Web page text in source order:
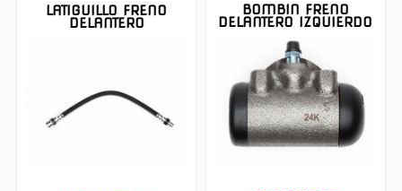
LATIGUILLO FRENO
DELANTERO
BOMBIN FRENO
DELANTERO IZQUIERDO